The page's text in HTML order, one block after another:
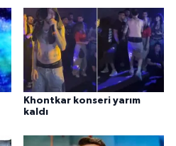
Khontkar konseri yarım
kaldı